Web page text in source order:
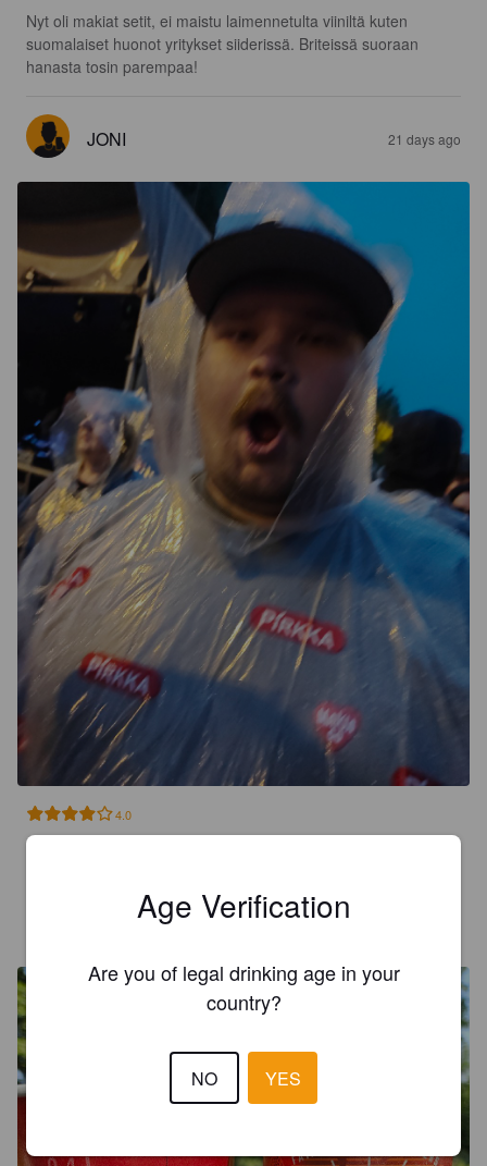
Nyt oli makiat setit, ei maistu laimennetulta viiniltä kuten
suomalaiset huonot yritykset siiderissä. Briteissä suoraan
hanasta tosin parempaa!
JONI 21 days ago
4.0
ISO KARIAge Verification
Are you of legal drinking age in your
country?
NO YES